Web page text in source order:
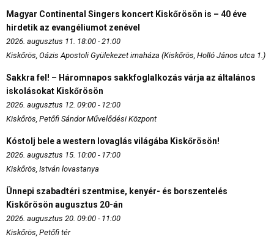
Magyar Continental Singers koncert Kiskőrösön is – 40 éve
hirdetik az evangéliumot zenével
2026. augusztus 11. 18:00 - 21:00
Kiskőrös, Oázis Apostoli Gyülekezet imaháza (Kiskőrös, Holló János utca 1.)
Sakkra fel! – Háromnapos sakkfoglalkozás várja az általános
iskolásokat Kiskőrösön
2026. augusztus 12. 09:00 - 12:00
Kiskőrös, Petőfi Sándor Művelődési Központ
Kóstolj bele a western lovaglás világába Kiskőrösön!
2026. augusztus 15. 10:00 - 17:00
Kiskőrös, István lovastanya
Ünnepi szabadtéri szentmise, kenyér- és borszentelés
Kiskőrösön augusztus 20-án
2026. augusztus 20. 09:00 - 11:00
Kiskőrös, Petőfi tér